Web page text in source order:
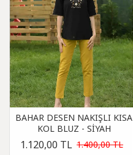
BAHAR DESEN NAKIŞLI KISA
KOL BLUZ - SİYAH
1.120,00 TL 1.400,00 TL